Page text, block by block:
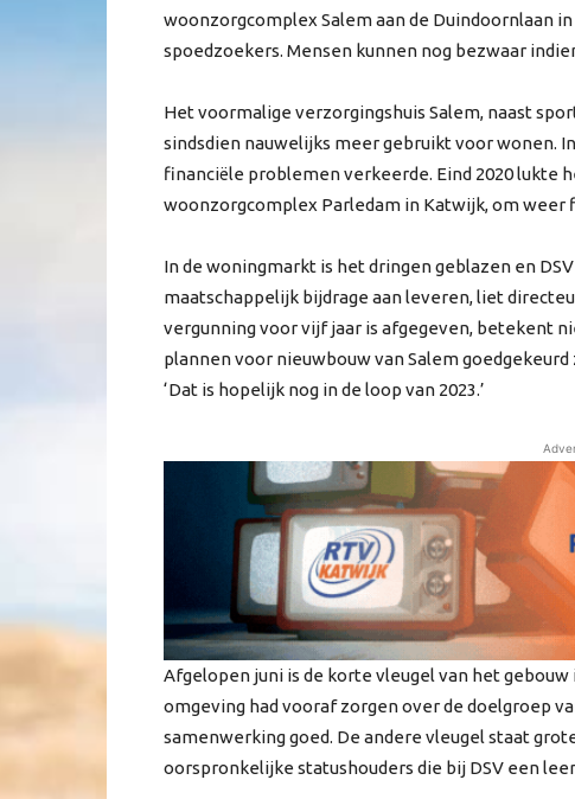
woonzorgcomplex Salem aan de Duindoornlaan
spoedzoekers. Mensen kunnen nog bezwaar
Het voormalige verzorgingshuis Salem, naast
sindsdien nauwelijks meer gebruikt voor wonen.
financiële problemen verkeerde. Eind 2020 lukte
woonzorgcomplex Parledam in Katwijk, om weer
In de woningmarkt is het dringen geblazen en
maatschappelijk bijdrage aan leveren, liet
vergunning voor vijf jaar is afgegeven, betekent
plannen voor nieuwbouw van Salem
‘Dat is hopelijk nog in de loop van 2023.’
Afgelopen juni is de korte vleugel van het gebouw
omgeving had vooraf zorgen over de doelgroep
samenwerking goed. De andere vleugel staat
oorspronkelijke statushouders die bij DSV een